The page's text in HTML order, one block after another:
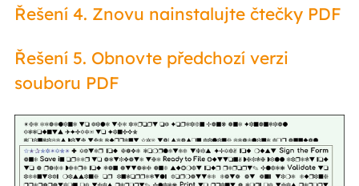
Řešení 4. Znovu nainstalujte čtečky PDF
Řešení 5. Obnovte předchozí verzi
souboru PDF